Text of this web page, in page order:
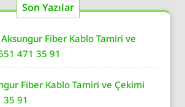
Son Yazılar
Fiber Kablo Tamiri ve
471 35 91
Fiber Kablo Tamiri ve Çekimi
35 91